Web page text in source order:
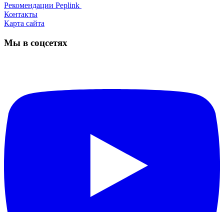
Рекомендации Peplink ️
Контакты
Карта сайта
Мы в соцсетях